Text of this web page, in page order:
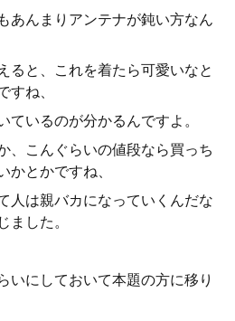
あんまりアンテナが鈍い方なん
ると、これを着たら可愛いなと
すね、
ているのが分かるんですよ。
、こんぐらいの値段なら買っち
かとかですね、
人は親バカになっていくんだな
ました。
いにしておいて本題の方に移り